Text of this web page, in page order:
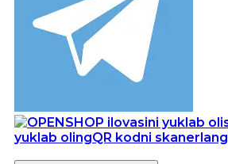
yuklab olingQR kodni skanerlang